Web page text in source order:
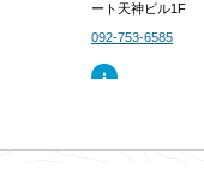
ート天神ビル1F
092-753-6585